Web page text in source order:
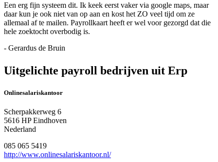
Een erg fijn systeem dit. Ik keek eerst vaker via google maps, maar
daar kun je ook niet van op aan en kost het ZO veel tijd om ze
allemaal af te mailen. Payrollkaart heeft er wel voor gezorgd dat die
hele zoektocht overbodig is.
- Gerardus de Bruin
Uitgelichte payroll bedrijven uit Erp
Onlinesalariskantoor
Scherpakkerweg 6
5616 HP Eindhoven
Nederland
085 065 5419
http://www.onlinesalariskantoor.nl/